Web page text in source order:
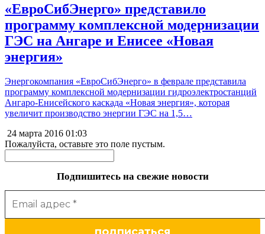
«ЕвроСибЭнерго» представило
программу комплексной модернизации
ГЭС на Ангаре и Енисее «Новая
энергия»
Энергокомпания «ЕвроСибЭнерго» в феврале представила
программу комплексной модернизации гидроэлектростанций
Ангаро-Енисейского каскада «Новая энергия», которая
увеличит производство энергии ГЭС на 1,5…
24 марта 2016 01:03
Пожалуйста, оставьте это поле пустым.
Подпишитесь на свежие новости